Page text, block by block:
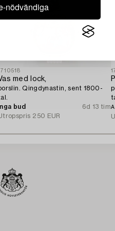
nödvändiga
med lock,
Qingdynastin, sent 1800-
Inga bud
6d 13 tim
250 EUR